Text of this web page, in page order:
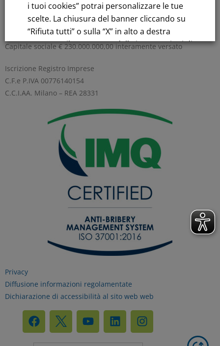
FNM S.p.A.
Sede in Milano, Piazzale Cadorna, 14
fnm@legalmail.it
Capitale sociale € 230.000.000,00 interamente versato
Iscrizione Registro Imprese
C.F.e P.IVA 00776140154
C.C.I.AA. Milano – REA 28331
Privacy
Diffusione informazioni regolamentate
Dichiarazione di accessibilità al sito web web
i tuoi cookies” potrai personalizzare le tue
scelte. La chiusura del banner cliccando su
“Rifiuta tutti” o sulla “X” in alto a destra
comporta il permanere delle impostazioni di
in assenza di cookie o altri strumenti di
tracciamento diversi da quelli tecnici.
Per maggiori informazioni consulta la
nostra
Informativa sui dati personali e cookie
GESTISCI I TUOI COOKIES
ACCETTA